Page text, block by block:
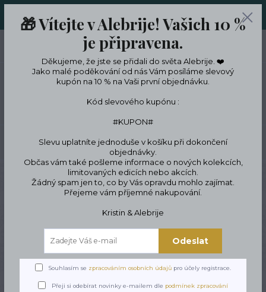
LIMITKÁCH
CZK
Hledat
Tipy na dárky Dárkové poukazy Dárkový poukaz
Dárkový poukaz
🎁 Vítejte v Alebrije! Vašich 10 %
je připravena.
Děkujeme, že jste se přidali do světa Alebrije. ❤️
Jako malé poděkování od nás Vám posíláme slevový
kupón na 10 % na Vaši první objednávku.
Kód slevového kupónu :
#KUPON#
Slevu uplatníte jednoduše v košíku při dokončení
objednávky.
Občas vám také pošleme informace o nových kolekcích,
limitovaných edicích nebo akcích.
Žádný spam jen to, co by Vás opravdu mohlo zajímat.
Přejeme vám příjemné nakupování.
Kristin & Alebrije
Odeslat
Souhlasím se zpracováním osobních údajů pro účely registrace.
Přeji si odebírat novinky e-mailem dle podmínek zpracování